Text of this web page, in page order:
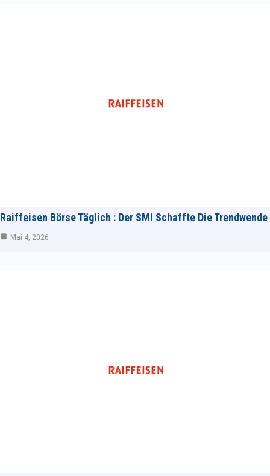
Raiffeisen Börse Täglich : Der SMI Schaffte Die Trendwende
Mai 4, 2026